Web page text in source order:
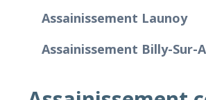
Assainissement Launoy
Assainissement Billy-Sur-